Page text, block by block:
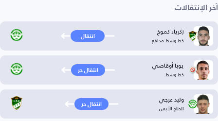
آخر الإنتقالات
زكرياء كموخ
خط وسط مدافع انتقال
يوبا أوقاصي
خط وسط انتقال حر
وليد عرجي
الجناح الأيمن انتقال حر